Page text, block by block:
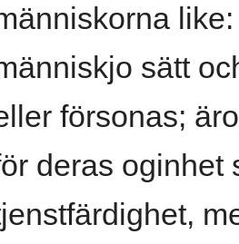
sätt
försonas;
deras oginhet